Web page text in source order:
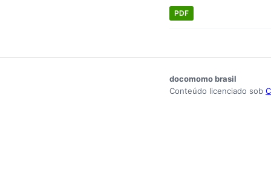
PDF
docomomo brasil
Conteúdo licenciado sob